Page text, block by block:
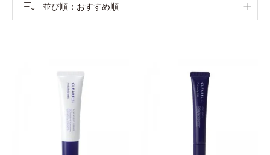
並び順 おすすめ順